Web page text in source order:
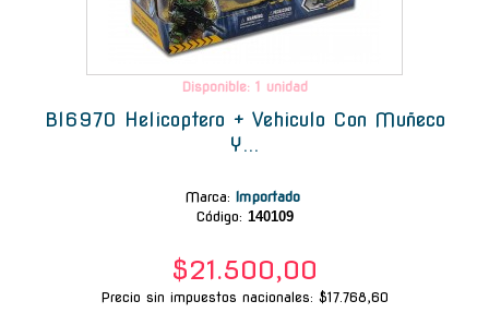
Disponible: 1 unidad
Bl6970 Helicoptero + Vehiculo Con Muñeco
Y...
Marca: Importado
Código: 140109
$21.500,00
Precio sin impuestos nacionales: $17.768,60